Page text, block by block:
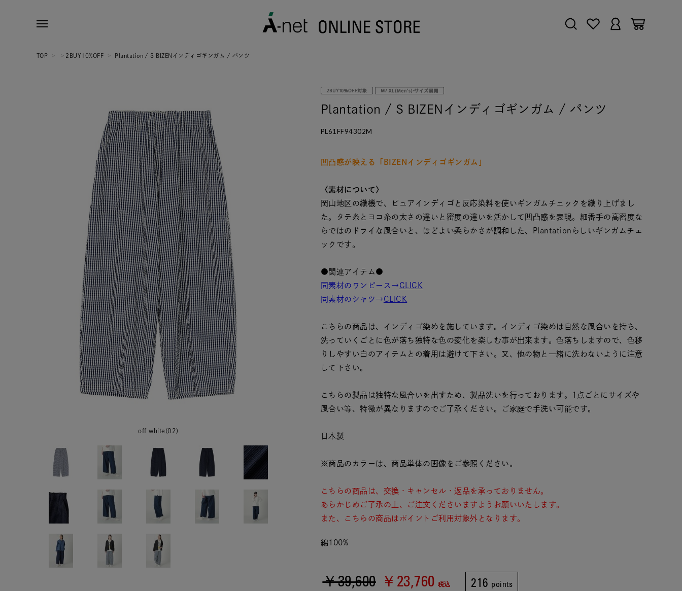
TOP > > 2BUY10%OFF > Plantation / S BIZENインディゴギンガム / パンツ
off white(02)
Plantation / S BIZENインディゴギンガム / パンツ
PL61FF94302M
凹凸感が映える「BIZENインディゴギンガム」
〈素材について〉
岡山地区の織機で、ピュアインディゴと反応染料を使いギンガムチェックを織り上げまし
た。タテ糸とヨコ糸の太さの違いと密度の違いを活かして凹凸感を表現。細番手の高密度な
らではのドライな風合いと、ほどよい柔らかさが調和した、Plantationらしいギンガムチェ
ックです。
●関連アイテム●
同素材のワンピース→ CLICK
同素材のシャツ→ CLICK
こちらの商品は、インディゴ染めを施しています。インディゴ染めは自然な風合いを持ち、
洗っていくごとに色が落ち独特な色の変化を楽しむ事が出来ます。色落ちしますので、色移
りしやすい白のアイテムとの着用は避けて下さい。又、他の物と一緒に洗わないように注意
して下さい。
こちらの製品は独特な風合いを出すため、製品洗いを行っております。1点ごとにサイズや
風合い等、特徴が異なりますのでご了承ください。ご家庭で手洗い可能です。
日本製
※商品のカラーは、商品単体の画像をご参照ください。
こちらの商品は、交換・キャンセル・返品を承っておりません。
あらかじめご了承の上、ご注文くださいますようお願いいたします。
また、こちらの商品はポイントご利用対象外となります。
綿100%
￥39,600 ￥23,760 税込 216 points